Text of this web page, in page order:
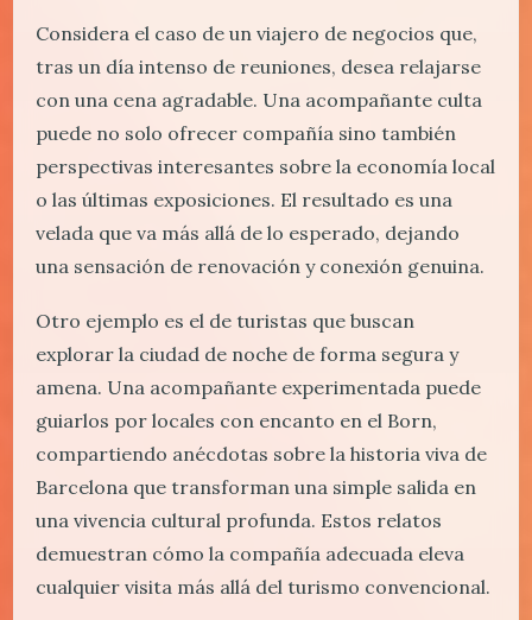
Considera el caso de un viajero de negocios que,
tras un día intenso de reuniones, desea relajarse
con una cena agradable. Una acompañante culta
puede no solo ofrecer compañía sino también
perspectivas interesantes sobre la economía local
o las últimas exposiciones. El resultado es una
velada que va más allá de lo esperado, dejando
una sensación de renovación y conexión genuina.
Otro ejemplo es el de turistas que buscan
explorar la ciudad de noche de forma segura y
amena. Una acompañante experimentada puede
guiarlos por locales con encanto en el Born,
compartiendo anécdotas sobre la historia viva de
Barcelona que transforman una simple salida en
una vivencia cultural profunda. Estos relatos
demuestran cómo la compañía adecuada eleva
cualquier visita más allá del turismo convencional.